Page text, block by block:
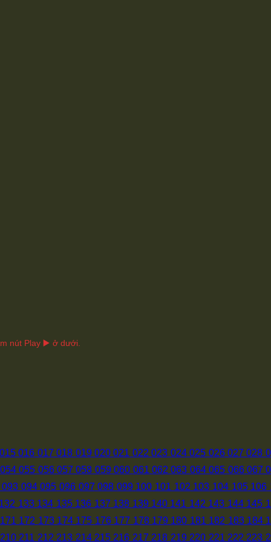
nút Play ▶️ ở dưới.
015 016 017 018 019 020 021 022 023 024 025 026 027 028
054 055 056 057 058 059 060 061 062 063 064 065 066 067
093 094 095 096 097 098 099 100 101 102 103 104 105 106
132 133 134 135 136 137 138 139 140 141 142 143 144 145
171 172 173 174 175 176 177 178 179 180 181 182 183 184
210 211 212 213 214 215 216 217 218 219 220 221 222 223